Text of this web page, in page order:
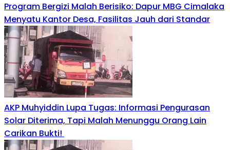
Program Bergizi Malah Berisiko: Dapur MBG Cimalaka
Menyatu Kantor Desa, Fasilitas Jauh dari Standar
AKP Muhyiddin Lupa Tugas: Informasi Pengurasan
Solar Diterima, Tapi Malah Menunggu Orang Lain
Carikan Bukti!